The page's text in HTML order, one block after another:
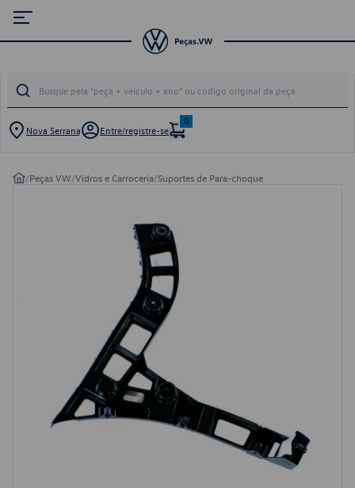
Nova Serrana Entre/registre-se
0
/Peças VW/Vidros e Carroceria/Suportes de Para-choque